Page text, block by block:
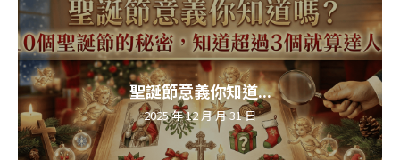
聖誕節意義你知道...
2025 年 12 月 月 31 日